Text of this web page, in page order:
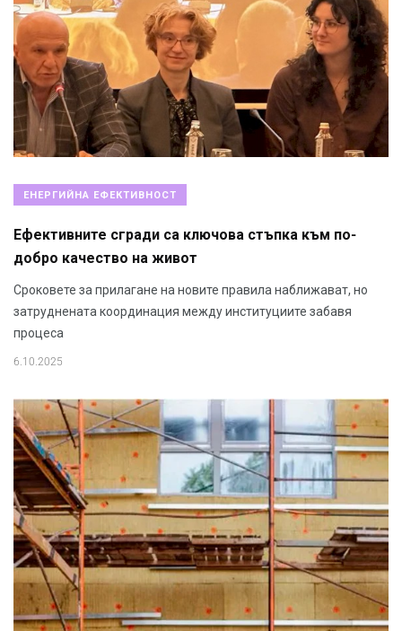
ЕНЕРГИЙНА ЕФЕКТИВНОСТ
Ефективните сгради са ключова стъпка към по-
добро качество на живот
Сроковете за прилагане на новите правила наближават, но
затруднената координация между институциите забавя
процеса
6.10.2025